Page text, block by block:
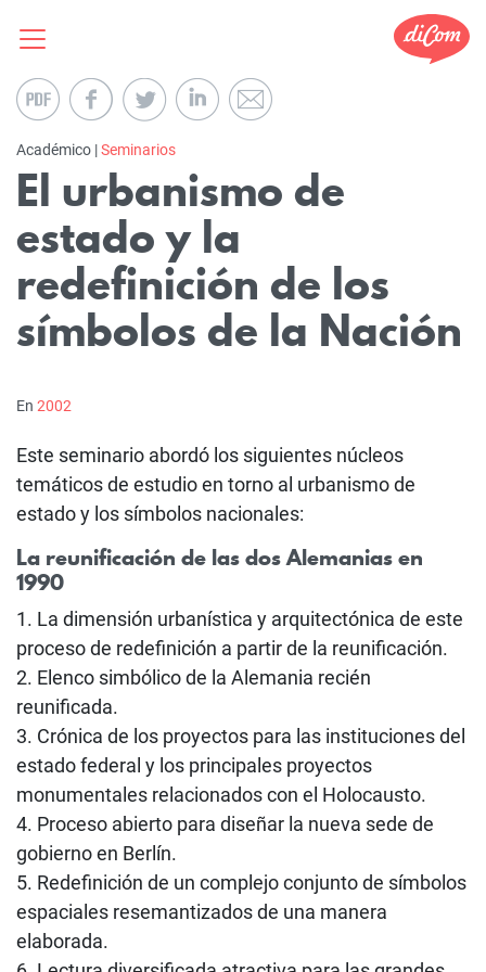
Académico |Seminarios
El urbanismo de
estado y la
redefinición de los
símbolos de la Nación
En 2002
Este seminario abordó los siguientes núcleos
temáticos de estudio en torno al urbanismo de
estado y los símbolos nacionales:
La reunificación de las dos Alemanias en
1990
1. La dimensión urbanística y arquitectónica de este
proceso de redefinición a partir de la reunificación.
2. Elenco simbólico de la Alemania recién
reunificada.
3. Crónica de los proyectos para las instituciones del
estado federal y los principales proyectos
monumentales relacionados con el Holocausto.
4. Proceso abierto para diseñar la nueva sede de
gobierno en Berlín.
5. Redefinición de un complejo conjunto de símbolos
espaciales resemantizados de una manera
elaborada.